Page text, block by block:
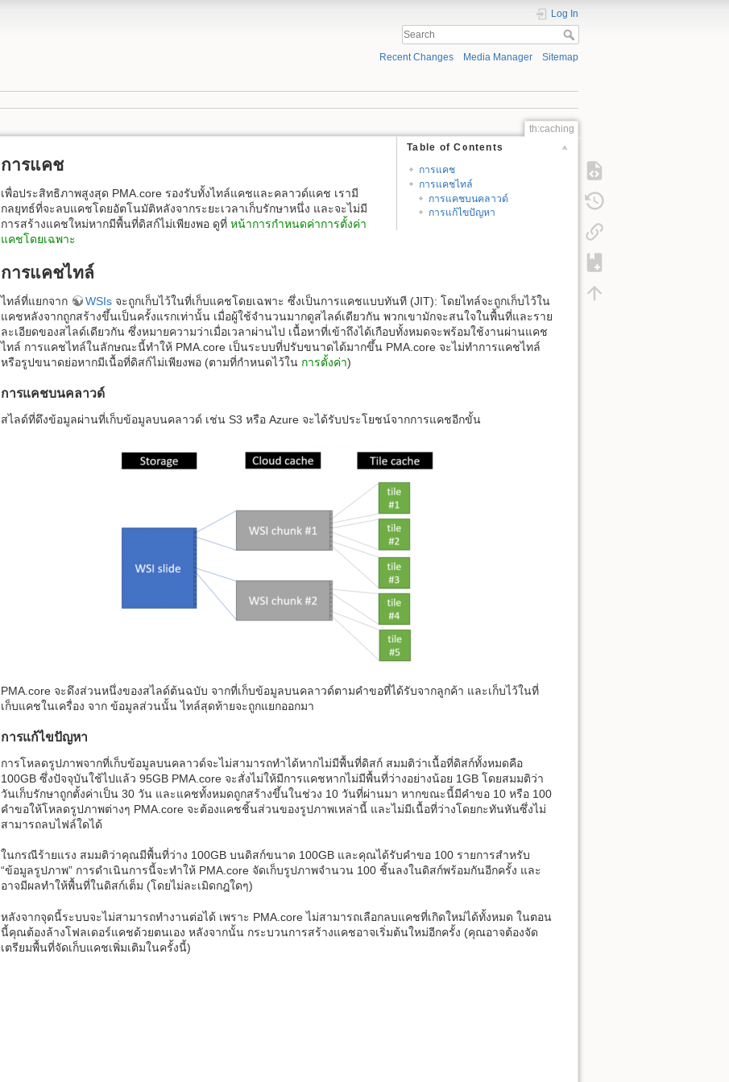
Log In
Recent Changes Media Manager Sitemap
th:caching
Table of Contents
การแคช
การแคชไทล์
การแคชบนคลาวด์
การแก้ไขปัญหา
การแคช
เพื่อประสิทธิภาพสูงสุด PMA.core รองรับทั้งไทล์แคชและคลาวด์แคช เรามี
กลยุทธ์ที่จะลบแคชโดยอัตโนมัติหลังจากระยะเวลาเก็บรักษาหนึ่ง และจะไม่มี
การสร้างแคชใหม่หากมีพื้นที่ดิสก์ไม่เพียงพอ ดูที่ หน้าการกำหนดค่าการตั้งค่า
แคชโดยเฉพาะ
การแคชไทล์
ไทล์ที่แยกจาก WSIs จะถูกเก็บไว้ในที่เก็บแคชโดยเฉพาะ ซึ่งเป็นการแคชแบบทันที (JIT): โดยไทล์จะถูกเก็บไว้ใน
แคชหลังจากถูกสร้างขึ้นเป็นครั้งแรกเท่านั้น เมื่อผู้ใช้จำนวนมากดูสไลด์เดียวกัน พวกเขามักจะสนใจในพื้นที่และราย
ละเอียดของสไลด์เดียวกัน ซึ่งหมายความว่าเมื่อเวลาผ่านไป เนื้อหาที่เข้าถึงได้เกือบทั้งหมดจะพร้อมใช้งานผ่านแคช
ไทล์ การแคชไทล์ในลักษณะนี้ทำให้ PMA.core เป็นระบบที่ปรับขนาดได้มากขึ้น PMA.core จะไม่ทำการแคชไทล์
หรือรูปขนาดย่อหากมีเนื้อที่ดิสก์ไม่เพียงพอ (ตามที่กำหนดไว้ใน การตั้งค่า)
การแคชบนคลาวด์
สไลด์ที่ดึงข้อมูลผ่านที่เก็บข้อมูลบนคลาวด์ เช่น S3 หรือ Azure จะได้รับประโยชน์จากการแคชอีกขั้น
PMA.core จะดึงส่วนหนึ่งของสไลด์ต้นฉบับ จากที่เก็บข้อมูลบนคลาวด์ตามคำขอที่ได้รับจากลูกค้า และเก็บไว้ในที่
เก็บแคชในเครื่อง จาก ข้อมูลส่วนนั้น ไทล์สุดท้ายจะถูกแยกออกมา
การแก้ไขปัญหา
การโหลดรูปภาพจากที่เก็บข้อมูลบนคลาวด์จะไม่สามารถทำได้หากไม่มีพื้นที่ดิสก์ สมมติว่าเนื้อที่ดิสก์ทั้งหมดคือ
100GB ซึ่งปัจจุบันใช้ไปแล้ว 95GB PMA.core จะสั่งไม่ให้มีการแคชหากไม่มีพื้นที่ว่างอย่างน้อย 1GB โดยสมมติว่า
วันเก็บรักษาถูกตั้งค่าเป็น 30 วัน และแคชทั้งหมดถูกสร้างขึ้นในช่วง 10 วันที่ผ่านมา หากขณะนี้มีคำขอ 10 หรือ 100
คำขอให้โหลดรูปภาพต่างๆ PMA.core จะต้องแคชชิ้นส่วนของรูปภาพเหล่านี้ และไม่มีเนื้อที่ว่างโดยกะทันหันซึ่งไม่
สามารถลบไฟล์ใดได้
ในกรณีร้ายแรง สมมติว่าคุณมีพื้นที่ว่าง 100GB บนดิสก์ขนาด 100GB และคุณได้รับคำขอ 100 รายการสำหรับ
“ข้อมูลรูปภาพ” การดำเนินการนี้จะทำให้ PMA.core จัดเก็บรูปภาพจำนวน 100 ชิ้นลงในดิสก์พร้อมกันอีกครั้ง และ
อาจมีผลทำให้พื้นที่ในดิสก์เต็ม (โดยไม่ละเมิดกฎใดๆ)
หลังจากจุดนี้ระบบจะไม่สามารถทำงานต่อได้ เพราะ PMA.core ไม่สามารถเลือกลบแคชที่เกิดใหม่ได้ทั้งหมด ในตอน
นี้คุณต้องล้างโฟลเดอร์แคชด้วยตนเอง หลังจากนั้น กระบวนการสร้างแคชอาจเริ่มต้นใหม่อีกครั้ง (คุณอาจต้องจัด
เตรียมพื้นที่จัดเก็บแคชเพิ่มเติมในครั้งนี้)